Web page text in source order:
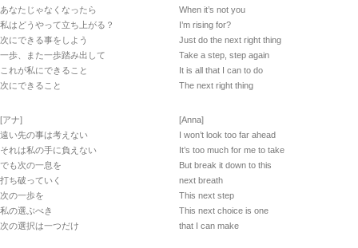
あなたじゃなくなったら
私はどうやって立ち上がる？
次にできる事をしよう
一歩、また一歩踏み出して
これが私にできること
次にできること
[アナ]
遠い先の事は考えない
それは私の手に負えない
でも次の一息を
打ち破っていく
次の一歩を
私の選ぶべき
次の選択は一つだけ
When it’s not you
I’m rising for?
Just do the next right thing
Take a step, step again
It is all that I can to do
The next right thing
[Anna]
I won’t look too far ahead
It’s too much for me to take
But break it down to this
next breath
This next step
This next choice is one
that I can make